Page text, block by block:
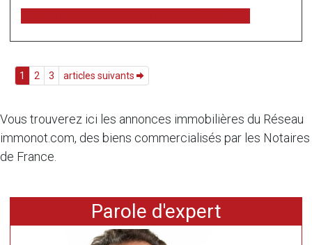
1 2 3 articles suivants
Vous trouverez ici les annonces immobilières du Réseau
immonot.com, des biens commercialisés par les Notaires
de France.
Parole d'expert